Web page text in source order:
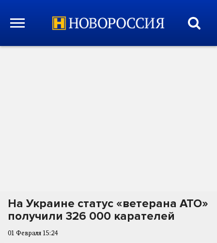
На Украине статус «ветерана АТО»
получили 326 000 карателей
01 Февраля 15:24